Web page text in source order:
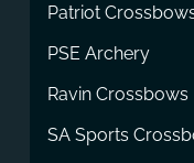
Patriot
PSE Archery
Ravin Crossbows
SA Sports